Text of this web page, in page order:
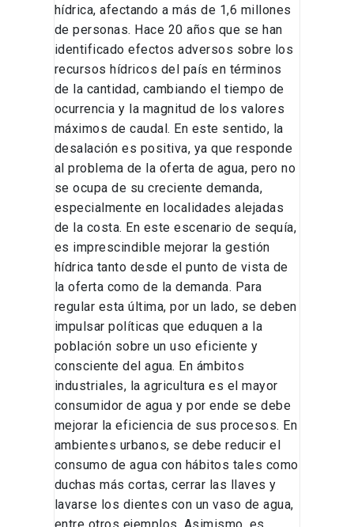
hídrica, afectando a más de 1,6 millones
de personas. Hace 20 años que se han
identificado efectos adversos sobre los
recursos hídricos del país en términos
de la cantidad, cambiando el tiempo de
ocurrencia y la magnitud de los valores
máximos de caudal. En este sentido, la
desalación es positiva, ya que responde
al problema de la oferta de agua, pero no
se ocupa de su creciente demanda,
especialmente en localidades alejadas
de la costa. En este escenario de sequía,
es imprescindible mejorar la gestión
hídrica tanto desde el punto de vista de
la oferta como de la demanda. Para
regular esta última, por un lado, se deben
impulsar políticas que eduquen a la
población sobre un uso eficiente y
consciente del agua. En ámbitos
industriales, la agricultura es el mayor
consumidor de agua y por ende se debe
mejorar la eficiencia de sus procesos. En
ambientes urbanos, se debe reducir el
consumo de agua con hábitos tales como
duchas más cortas, cerrar las llaves y
lavarse los dientes con un vaso de agua,